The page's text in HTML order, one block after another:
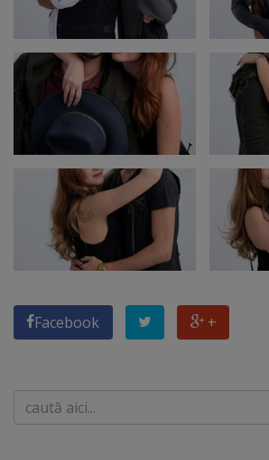
Facebook +
Caută